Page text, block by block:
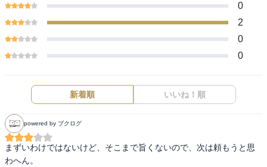
0
2
0
0
新着順 いいね！順
powered by ブクログ
まずいわけではないけど、そこまで旨くないので、次は頼もうと思
わへん。